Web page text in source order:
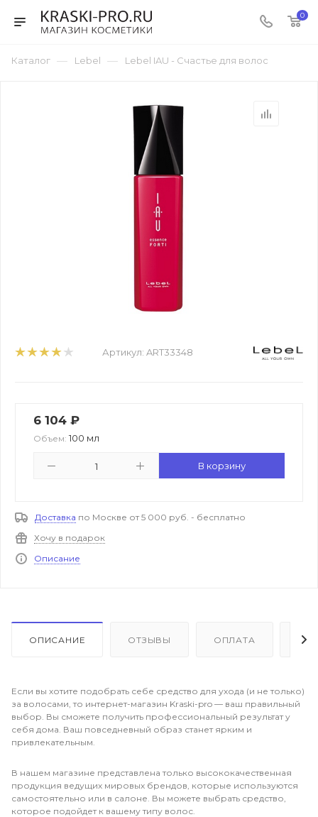
0
Каталог — Lebel — Lebel IAU - Счастье для волос
Артикул: ART33348
6 104 ₽
Объем: 100 мл
В корзину
Доставка по Москве от 5 000 руб. - бесплатно
Хочу в подарок
Описание
ОПИСАНИЕ ОТЗЫВЫ ОПЛАТА
Если вы хотите подобрать себе средство для ухода (и не только)
за волосами, то интернет-магазин Kraski-pro — ваш правильный
выбор. Вы сможете получить профессиональный результат у
себя дома. Ваш повседневный образ станет ярким и
привлекательным.
В нашем магазине представлена только высококачественная
продукция ведущих мировых брендов, которые используются
самостоятельно или в салоне. Вы можете выбрать средство,
которое подойдет к вашему типу волос.